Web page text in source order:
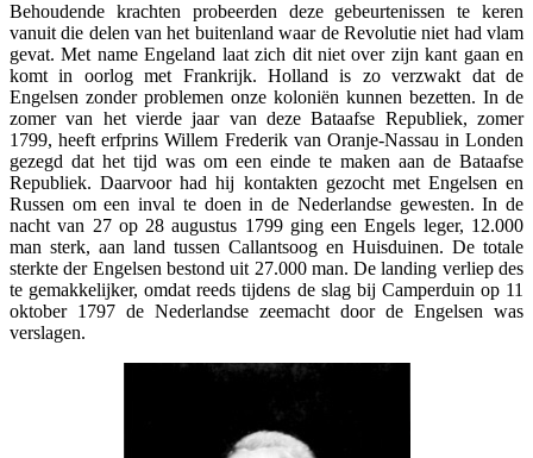
Behoudende krachten probeerden deze gebeurtenissen te keren
vanuit die delen van het buitenland waar de Revolutie niet had vlam
gevat. Met name Engeland laat zich dit niet over zijn kant gaan en
komt in oorlog met Frankrijk. Holland is zo verzwakt dat de
Engelsen zonder problemen onze koloniën kunnen bezetten. In de
zomer van het vierde jaar van deze Bataafse Republiek, zomer
1799, heeft erfprins Willem Frederik van Oranje-Nassau in Londen
gezegd dat het tijd was om een einde te maken aan de Bataafse
Republiek. Daarvoor had hij kontakten gezocht met Engelsen en
Russen om een inval te doen in de Nederlandse gewesten. In de
nacht van 27 op 28 augustus 1799 ging een Engels leger, 12.000
man sterk, aan land tussen Callantsoog en Huisduinen. De totale
sterkte der Engelsen bestond uit 27.000 man. De landing verliep des
te gemakkelijker, omdat reeds tijdens de slag bij Camperduin op 11
oktober 1797 de Nederlandse zeemacht door de Engelsen was
verslagen.